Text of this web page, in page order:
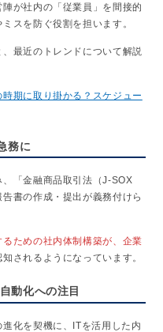
が社内の「従業員」を間接的
スを防ぐ役割を担います。
最近のトレンドについて解説
期に取り掛かる？スケジュー
務に
「金融商品取引法（J-SOX
書の作成・提出が義務付けら
ための社内体制構築が、企業
されるようになっています。
動化への注目
化を契機に、ITを活用した内